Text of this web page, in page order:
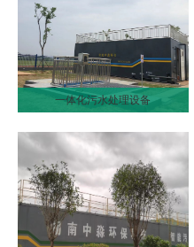
一体化污水处理设备